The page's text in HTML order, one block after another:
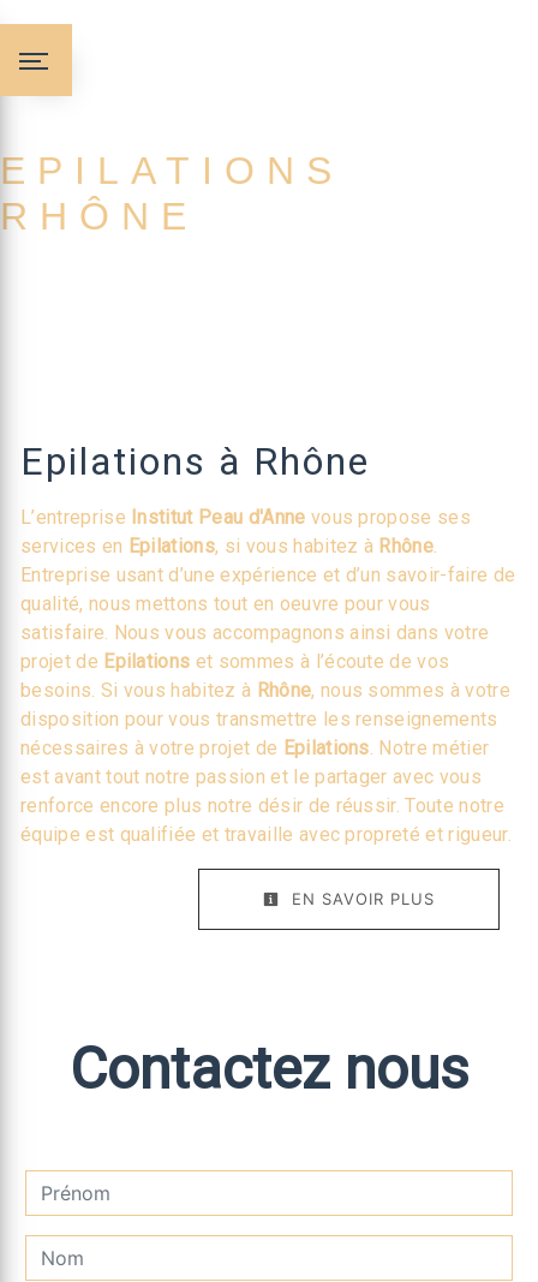
EPILATIONS
RHÔNE
Epilations à Rhône
L’entreprise Institut Peau d'Anne vous propose ses
services en Epilations, si vous habitez à Rhône.
Entreprise usant d’une expérience et d’un savoir-faire de
qualité, nous mettons tout en oeuvre pour vous
satisfaire. Nous vous accompagnons ainsi dans votre
projet de Epilations et sommes à l’écoute de vos
besoins. Si vous habitez à Rhône, nous sommes à votre
disposition pour vous transmettre les renseignements
nécessaires à votre projet de Epilations. Notre métier
est avant tout notre passion et le partager avec vous
renforce encore plus notre désir de réussir. Toute notre
équipe est qualifiée et travaille avec propreté et rigueur.
EN SAVOIR PLUS
Contactez nous